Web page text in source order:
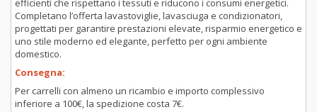
efficienti che rispettano i tessuti e riducono i consumi energetici.
Completano l’offerta lavastoviglie, lavasciuga e condizionatori,
progettati per garantire prestazioni elevate, risparmio energetico e
uno stile moderno ed elegante, perfetto per ogni ambiente
domestico.
Consegna:
Per carrelli con almeno un ricambio e importo complessivo
inferiore a 100€, la spedizione costa 7€.